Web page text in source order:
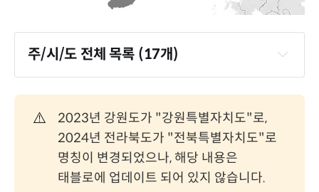
주/시/도 전체 목록 (17개)
⚠️
2023년 강원도가 "강원특별자치도"로,
2024년 전라북도가 "전북특별자치도"로
명칭이 변경되었으나, 해당 내용은
태블로에 업데이트 되어 있지 않습니다.